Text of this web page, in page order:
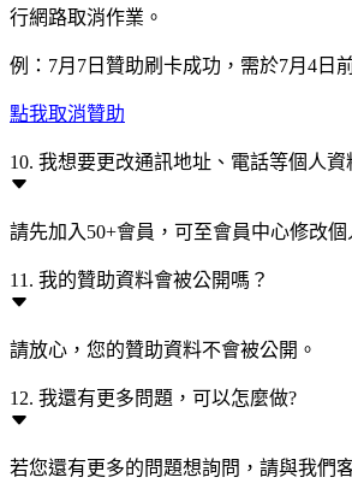
行網路取消作業。
例：7月7日贊助刷卡成功，需於7月4日
點我取消贊助
10. 我想要更改通訊地址、電話等個人資
請先加入50+會員，可至會員中心修改個
11. 我的贊助資料會被公開嗎？
請放心，您的贊助資料不會被公開。
12. 我還有更多問題，可以怎麼做?
若您還有更多的問題想詢問，請與我們